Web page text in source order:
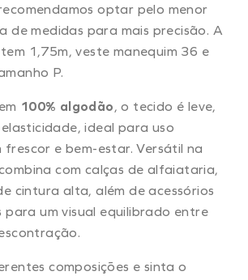
optar pelo menor
de medidas para mais precisão. A
1,75m, veste manequim 36 e
P.
100% algodão, o tecido é leve,
ideal para uso
e bem-estar. Versátil na
com calças de alfaiataria,
cintura alta, além de acessórios
para um visual equilibrado entre
composições e sinta o